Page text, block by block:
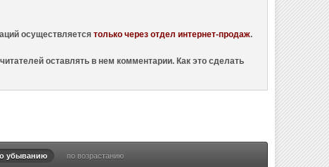
осуществляетсятолько через отдел интернет-продаж.
оставлять в нем комментарии. Как это сделать
убыванию по возрастанию